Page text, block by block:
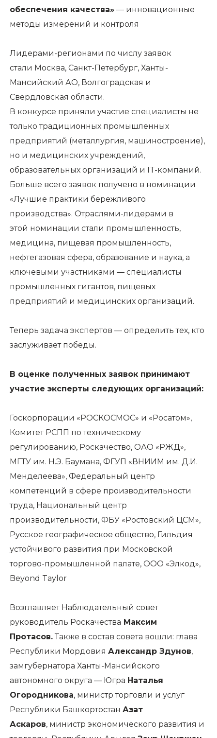
обеспечения качества» — инновационные
методы измерений и контроля
Лидерами-регионами по числу заявок
стали Москва, Санкт-Петербург, Ханты-
Мансийский АО, Волгоградская и
Свердловская области.
В конкурсе приняли участие специалисты не
только традиционных промышленных
предприятий (металлургия, машиностроение),
но и медицинских учреждений,
образовательных организаций и IT-компаний.
Больше всего заявок получено в номинации
«Лучшие практики бережливого
производства». Отраслями-лидерами в
этой номинации стали промышленность,
медицина, пищевая промышленность,
нефтегазовая сфера, образование и наука, а
ключевыми участниками — специалисты
промышленных гигантов, пищевых
предприятий и медицинских организаций.
Теперь задача экспертов — определить тех, кто
заслуживает победы.
В оценке полученных заявок принимают
участие эксперты следующих организаций:
Госкорпорации «РОСКОСМОС» и «Росатом»,
Комитет РСПП по техническому
регулированию, Роскачество, ОАО «РЖД»,
МГТУ им. Н.Э. Баумана, ФГУП «ВНИИМ им. Д.И.
Менделеева», Федеральный центр
компетенций в сфере производительности
труда, Национальный центр
производительности, ФБУ «Ростовский ЦСМ»,
Русское географическое общество, Гильдия
устойчивого развития при Московской
торгово-промышленной палате, ООО «Элкод»,
Beyond Taylor
Возглавляет Наблюдательный совет
руководитель Роскачества Максим
Протасов.Также в состав совета вошли: глава
Республики Мордовия Александр Здунов,
замгубернатора Ханты-Мансийского
автономного округа — Югра Наталья
Огородникова, министр торговли и услуг
Республики Башкортостан Азат
Аскаров, министр экономического развития и